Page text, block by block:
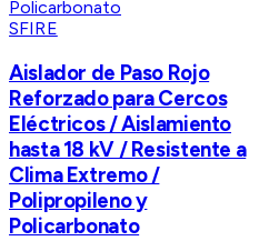
SFIRE
Aislador de Paso Rojo
Reforzado para Cercos
Eléctricos / Aislamiento
hasta 18 kV / Resistente a
Clima Extremo /
Polipropileno y
Policarbonato